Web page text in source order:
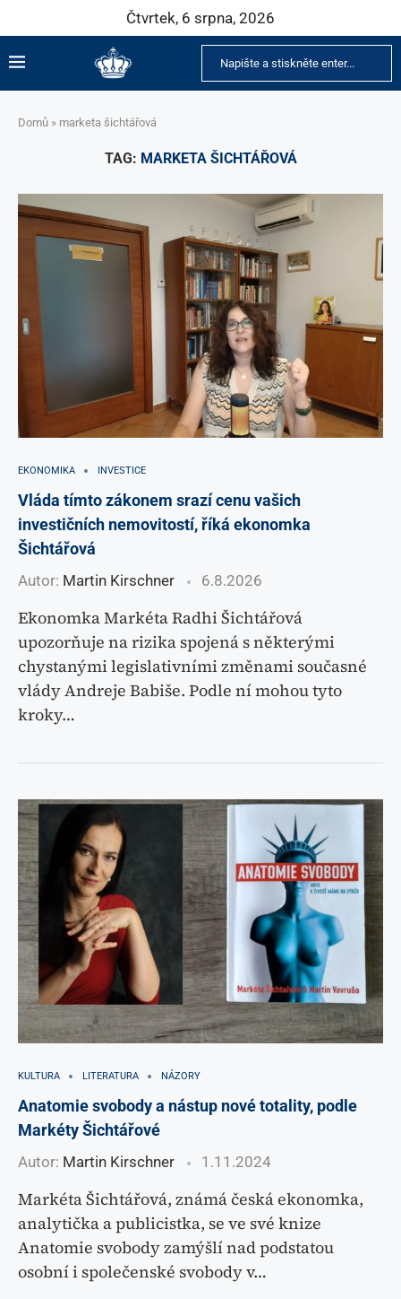
Čtvrtek, 6 srpna, 2026
Domů » marketa šichtářová
TAG: MARKETA ŠICHTÁŘOVÁ
EKONOMIKA INVESTICE
Vláda tímto zákonem srazí cenu vašich
investičních nemovitostí, říká ekonomka
Šichtářová
Autor: Martin Kirschner 6.8.2026
Ekonomka Markéta Radhi Šichtářová
upozorňuje na rizika spojená s některými
chystanými legislativními změnami současné
vlády Andreje Babiše. Podle ní mohou tyto
kroky…
KULTURA LITERATURA NÁZORY
Anatomie svobody a nástup nové totality, podle
Markéty Šichtářové
Autor: Martin Kirschner 1.11.2024
Markéta Šichtářová, známá česká ekonomka,
analytička a publicistka, se ve své knize
Anatomie svobody zamýšlí nad podstatou
osobní i společenské svobody v…